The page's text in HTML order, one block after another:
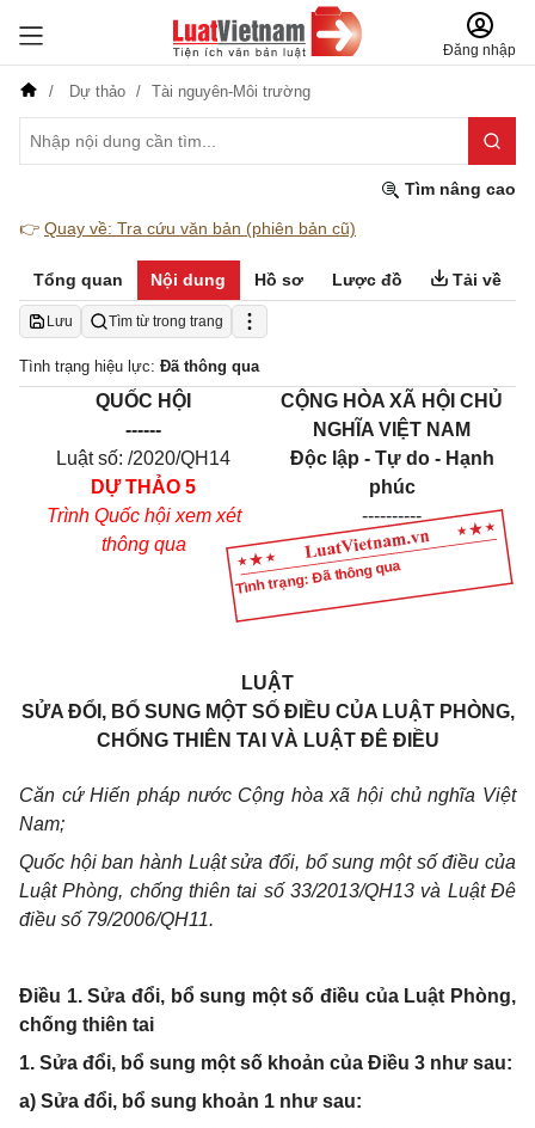
Đăng nhập
Dự thảo Tài nguyên-Môi trường
Tìm nâng cao
👉 Quay về: Tra cứu văn bản (phiên bản cũ)
Tổng quan Nội dung Hồ sơ Lược đồ Tải về
Lưu Tìm từ trong trang
Tình trạng hiệu lực: Đã thông qua
Tình trạng: Đã thông qua
­QUỐC HỘI
------
Luật số: /2020/QH14
DỰ THẢO 5
Trình Quốc hội xem xét
thông qua
CỘNG HÒA XÃ HỘI CHỦ
NGHĨA VIỆT NAM
Độc lập - Tự do - Hạnh
phúc
----------
LUẬT
SỬA ĐỔI, BỔ SUNG MỘT SỐ ĐIỀU CỦA LUẬT PHÒNG,
CHỐNG THIÊN TAI VÀ LUẬT ĐÊ ĐIỀU
Căn cứ Hiến pháp nước Cộng hòa xã hội chủ nghĩa Việt
Nam;
Quốc hội ban hành Luật sửa đổi, bổ sung một số điều của
Luật Phòng, chống thiên tai số 33/2013/QH13 và Luật Đê
điều số 79/2006/QH11.
Điều 1. Sửa đổi, bổ sung một số điều của Luật Phòng,
chống thiên tai
1. Sửa đổi, bổ sung một số khoản của Điều 3 như sau:
a) Sửa đổi, bổ sung khoản 1 như sau: